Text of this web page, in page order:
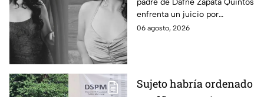
cometido en 2019 en
Tamaulipas
padre de Dafne Zapata Quintos
enfrenta un juicio por
presuntamente abusar de la
06 agosto, 2026
Sujeto habría ordenado